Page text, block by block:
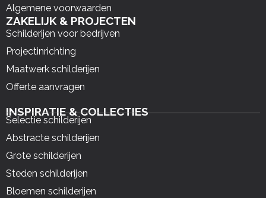
Algemene voorwaarden
ZAKELIJK & PROJECTEN
Schilderijen voor bedrijven
Projectinrichting
Maatwerk schilderijen
Offerte aanvragen
INSPIRATIE & COLLECTIES
Selectie schilderijen
Abstracte schilderijen
Grote schilderijen
Steden schilderijen
Bloemen schilderijen